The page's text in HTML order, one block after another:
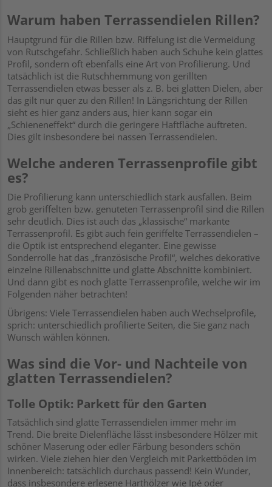
Warum haben Terrassendielen Rillen?
Hauptgrund für die Rillen bzw. Riffelung ist die Vermeidung
von Rutschgefahr. Schließlich haben auch Schuhe kein glattes
Profil, sondern oft ebenfalls eine Art von Profilierung. Und
tatsächlich ist die Rutschhemmung von gerillten
Terrassendielen etwas besser als z. B. bei glatten Dielen, aber
das gilt nur quer zu den Rillen! In Längsrichtung der Rillen
sieht es hier ganz anders aus, hier kann sogar ein
„Schieneneffekt“ durch die geringere Haftfläche auftreten.
Dies gilt insbesondere bei nassen Terrassendielen.
Welche anderen Terrassenprofile gibt
es?
Die Profilierung kann unterschiedlich stark ausfallen. Beim
grob geriffelten bzw. genuteten Terrassenprofil sind die Rillen
sehr deutlich. Dies ist auch das „klassische“ markante
Terrassenprofil. Es gibt auch fein geriffelte Terrassendielen –
die Optik ist entsprechend eleganter. Eine gewisse
Sonderrolle hat das „französische Profil“, welches dekorative
einzelne Rillenabschnitte und glatte Abschnitte kombiniert.
Und dann gibt es noch glatte Terrassenprofile, welche wir im
Folgenden näher betrachten!
Übrigens: Viele Terrassendielen haben auch Wechselprofile,
sprich: unterschiedlich profilierte Seiten, die Sie ganz nach
Wunsch wählen können.
Was sind die Vor- und Nachteile von
glatten Terrassendielen?
Tolle Optik: Parkett für den Garten
Tatsächlich sind glatte Terrassendielen immer mehr im
Trend. Die breite Dielenfläche lässt insbesondere Hölzer mit
schöner Maserung oder edler Färbung besonders schön
wirken. Viele ziehen hier den Vergleich mit Parkettböden im
Innenbereich: tatsächlich durchaus passend! Kein Wunder,
dass insbesondere erlesene Harthölzer wie Ipé oder